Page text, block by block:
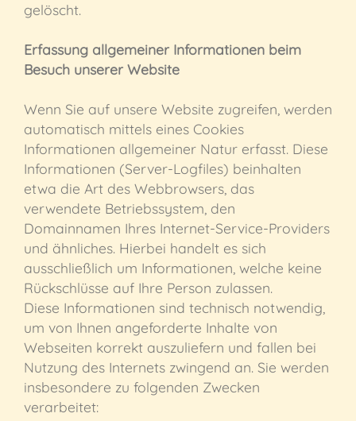
gelöscht.
Erfassung allgemeiner Informationen beim
Besuch unserer Website
Wenn Sie auf unsere Website zugreifen, werden
automatisch mittels eines Cookies
Informationen allgemeiner Natur erfasst. Diese
Informationen (Server-Logfiles) beinhalten
etwa die Art des Webbrowsers, das
verwendete Betriebssystem, den
Domainnamen Ihres Internet-Service-Providers
und ähnliches. Hierbei handelt es sich
ausschließlich um Informationen, welche keine
Rückschlüsse auf Ihre Person zulassen.
Diese Informationen sind technisch notwendig,
um von Ihnen angeforderte Inhalte von
Webseiten korrekt auszuliefern und fallen bei
Nutzung des Internets zwingend an. Sie werden
insbesondere zu folgenden Zwecken
verarbeitet: